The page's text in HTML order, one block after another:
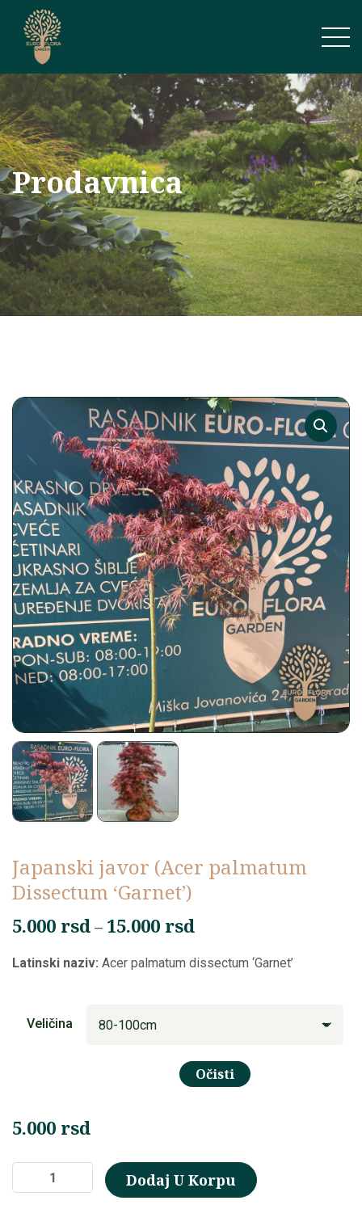
Prodavnica
Japanski javor (Acer palmatum
Dissectum ‘Garnet’)
5.000 rsd– 15.000 rsd
od
Latinski naziv: Acer palmatum dissectum ‘Garnet’
Veličina
Očisti
5.000 rsd
Japanski
javor
Dodaj U Korpu